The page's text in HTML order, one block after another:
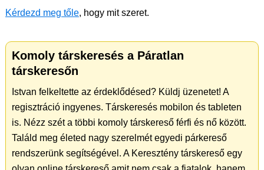
Kérdezd meg tőle, hogy mit szeret.
Komoly társkeresés a Páratlan
társkeresőn
Istvan felkeltette az érdeklődésed? Küldj üzenetet! A
regisztráció ingyenes. Társkeresés mobilon és tableten
is. Nézz szét a többi komoly társkereső férfi és nő között.
Találd meg életed nagy szerelmét egyedi párkereső
rendszerünk segítségével. A Keresztény társkereső egy